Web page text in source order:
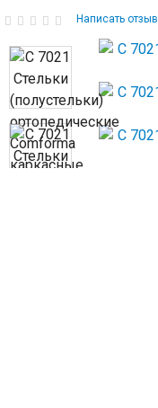
Написать отзыв